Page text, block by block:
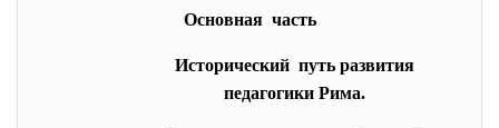
Основная часть
Исторический путь развития
педагогики Рима.